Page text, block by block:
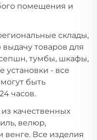
помещения и
склады,
товаров для
тумбы, шкафы,
установки - все
быть
часов.
качественных
велюр,
Все изделия